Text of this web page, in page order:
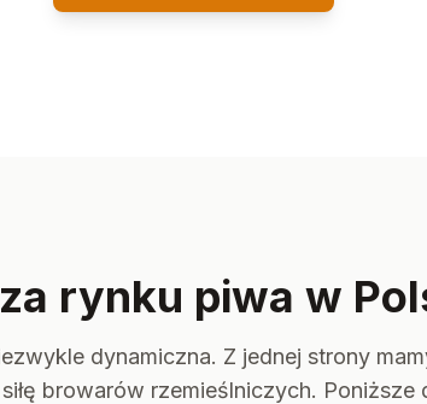
rynku piwa w
dynamiczna. Z jednej strony
browarów rzemieślniczych. Poniższe